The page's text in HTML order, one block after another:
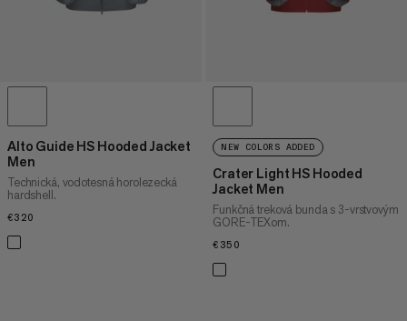
Alto Guide HS Hooded Jacket
Men
Technická, vodotesná horolezecká
hardshell.
€320
NEW COLORS ADDED
Crater Light HS Hooded
Jacket Men
Funkčná treková bunda s 3-vrstvovým
GORE-TEXom.
€350